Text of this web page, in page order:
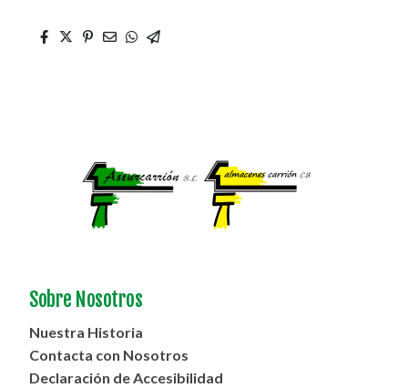
Sobre Nosotros
Nuestra Historia
Contacta con Nosotros
Declaración de Accesibilidad